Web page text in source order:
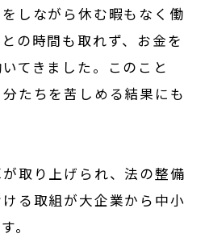
しながら休む暇もなく働
の時間も取れず、お金を
てきました。このこと
たちを苦しめる結果にも
取り上げられ、法の整備
る取組が大企業から中小
。